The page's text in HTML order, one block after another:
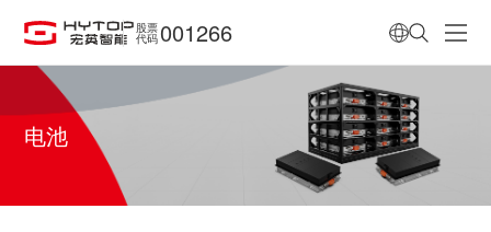
股票
代码 001266
电池